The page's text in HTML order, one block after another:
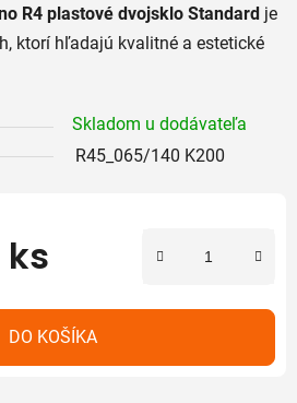
R4 plastové dvojsklo Standard je
ktorí hľadajú kvalitné a estetické
Skladom u dodávateľa
R45_065/140 K200
DO KOŠÍKA